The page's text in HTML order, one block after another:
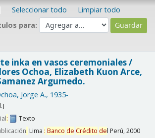
Seleccionar todo
Limpiar todo
para:
inka en vasos ceremoniales /
Ochoa, Elizabeth Kuon Arce,
Argumedo.
Jorge A., 1935-
:
Texto
: Lima : Banco de Crédito del Perú,2000